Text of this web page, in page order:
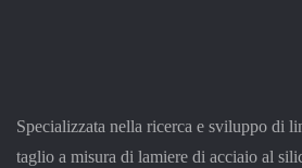
Specializzata nella ricerca e sviluppo di
taglio a misura di lamiere di acciaio al